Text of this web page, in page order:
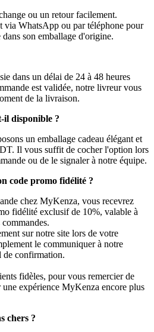
ou un retour facilement.
via WhatsApp ou par téléphone pour
son emballage d'origine.
dans un délai de 24 à 48 heures
est validée, notre livreur vous
de la livraison.
il disponible ?
un emballage cadeau élégant et
Il vous suffit de cocher l'option lors
ou de le signaler à notre équipe.
code promo fidélité ?
chez MyKenza, vous recevrez
fidélité exclusif de 10%, valable à
sur notre site lors de votre
le communiquer à notre
de confirmation.
fidèles, pour vous remercier de
expérience MyKenza encore plus
chers ?